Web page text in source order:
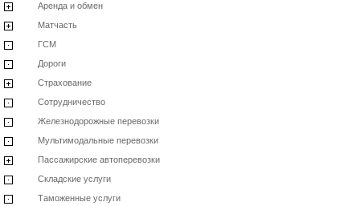
Аренда и обмен
Матчасть
ГСМ
Дороги
Страхование
Сотрудничество
Железнодорожные перевозки
Мультимодальные перевозки
Пассажирские автоперевозки
Складские услуги
Таможенные услуги